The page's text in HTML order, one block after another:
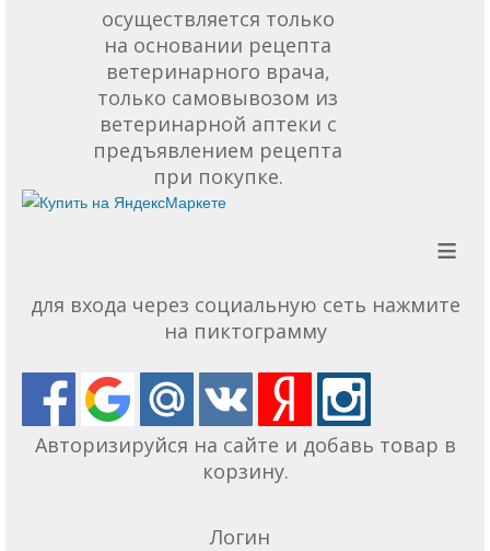
осуществляется только
на основании рецепта
ветеринарного врача,
только самовывозом из
ветеринарной аптеки с
предъявлением рецепта
при покупке.
≡
для входа через социальную сеть нажмите
на пиктограмму
Авторизируйся на сайте и добавь товар в
корзину.
Логин